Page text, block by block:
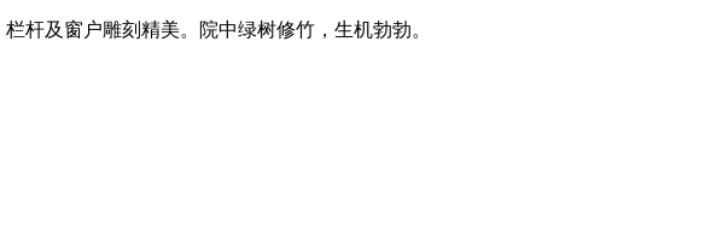
及窗户雕刻精美。院中绿树修竹，生机勃勃。